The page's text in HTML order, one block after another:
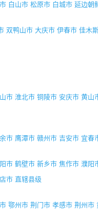
白山市 松原市 白城市 延边朝
双鸭山市 大庆市 伊春市 佳木
市 淮北市 铜陵市 安庆市 黄山
市 鹰潭市 赣州市 吉安市 宜春
市 鹤壁市 新乡市 焦作市 濮阳
市 直辖县级
鄂州市 荆门市 孝感市 荆州市